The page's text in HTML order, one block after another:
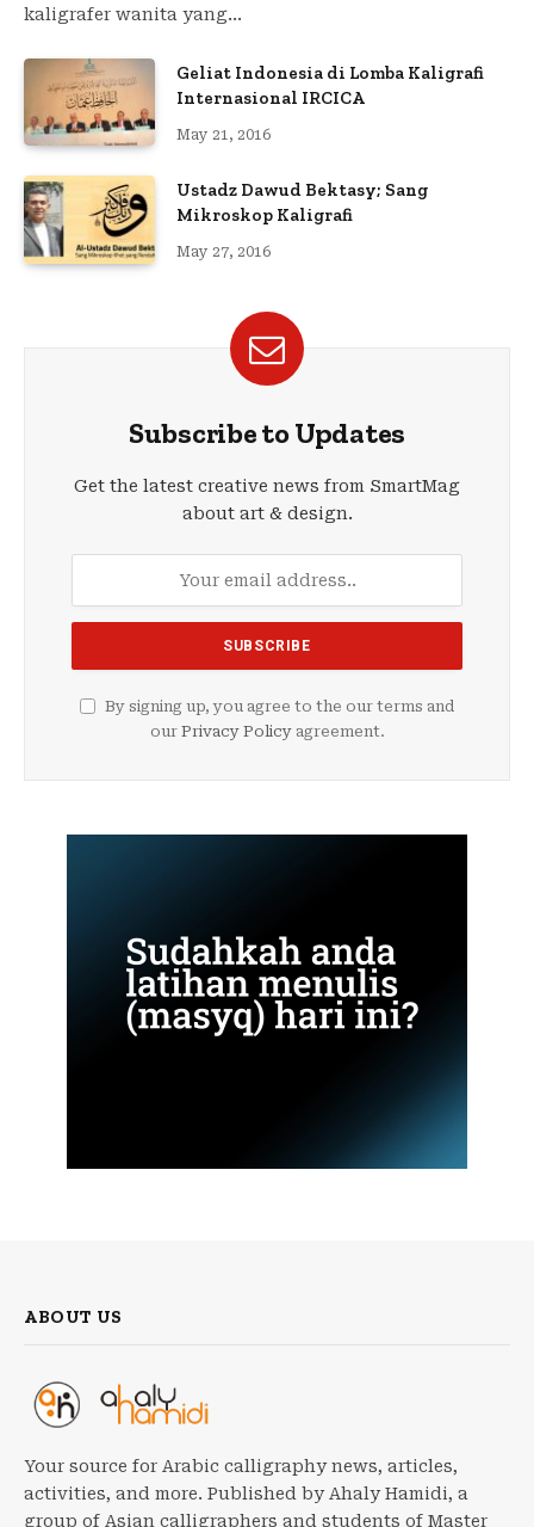
kaligrafer wanita yang…
Geliat Indonesia di Lomba Kaligrafi
Internasional IRCICA
May 21, 2016
Ustadz Dawud Bektasy; Sang
Mikroskop Kaligrafi
May 27, 2016
Subscribe to Updates
Get the latest creative news from SmartMag
about art & design.
By signing up, you agree to the our terms and
our Privacy Policyagreement.
ABOUT US
Your source for Arabic calligraphy news, articles,
activities, and more. Published by Ahaly Hamidi, a
group of Asian calligraphers and students of Master